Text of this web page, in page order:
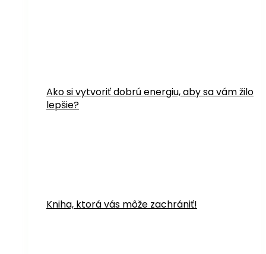
Ako si vytvoriť dobrú energiu, aby sa vám žilo
lepšie?
Kniha, ktorá vás môže zachrániť!